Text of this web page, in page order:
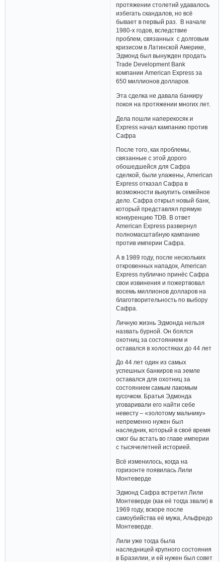
протяжении столетий удавалось
избегать скандалов, но всё
бывает в первый раз. В начале
1980-х годов, вследствие
проблем, связанных с долговым
кризисом в Латинской Америке,
Эдмонд был вынужден продать
Trade Development Bank
компании American Express за
650 миллионов долларов.
Эта сделка не давала банкиру
покоя на протяжении многих лет.
Дела пошли наперекосяк и
Express начал кампанию против
Сафра
После того, как проблемы,
связанные с этой дорого
обошедшейся для Сафра
сделкой, были улажены, American
Express отказал Сафра в
возможности выкупить семейное
дело. Сафра открыл новый банк,
который представлял прямую
конкуренцию TDB. В ответ
American Express развернул
полномасштабную кампанию
против империи Сафра.
А в 1989 году, после нескольких
откровенных нападок, American
Express публично принёс Сафра
свои извинения и пожертвовал
восемь миллионов долларов на
благотворительность по выбору
Сафра.
Личную жизнь Эдмонда нельзя
назвать бурной. Он боялся
охотниц за состоянием и
оставался в холостяках до 44 лет
До 44 лет один из самых
успешных банкиров на земле
оставался для охотниц за
состоянием самым лакомым
кусочком. Братья Эдмонда
уговаривали его найти себе
невесту – «золотому мальчику»
непременно нужен был
наследник, который в своё время
смог бы встать во главе империи
с тысячелетней историей.
Всё изменилось, когда на
горизонте появилась Лили
Монтеверде
Эдмонд Сафра встретил Лили
Монтеверде (как её тогда звали) в
1969 году, вскоре после
самоубийства её мужа, Альфредо
Монтеверде.
Лили уже тогда была
наследницей крупного состояния
в Бразилии, и ей нужен был совет